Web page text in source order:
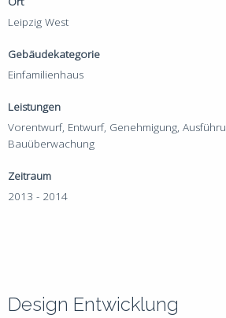
Leipzig West
Gebäudekategorie
Einfamilienhaus
Leistungen
Vorentwurf, Entwurf, Genehmigung,
Bauüberwachung
Zeitraum
2013 - 2014
Design Entwicklung